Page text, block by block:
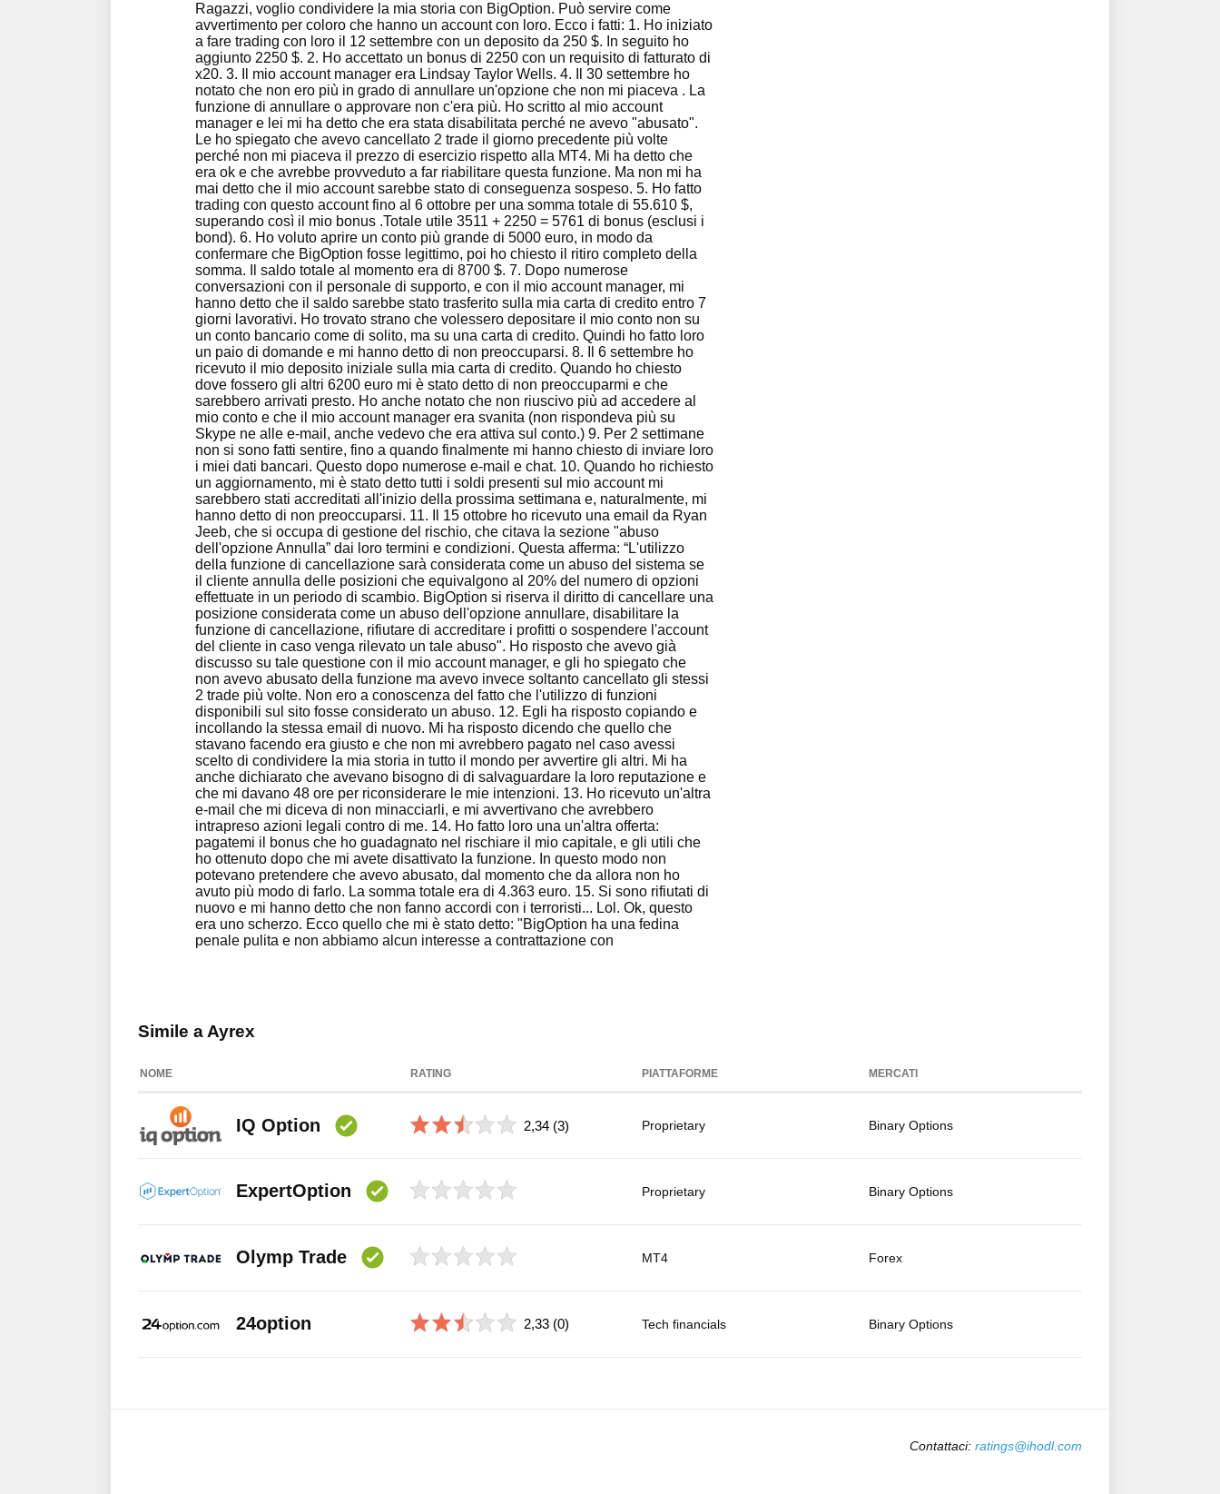
Ragazzi, voglio condividere la mia storia con BigOption. Può servire come
avvertimento per coloro che hanno un account con loro. Ecco i fatti: 1. Ho iniziato
a fare trading con loro il 12 settembre con un deposito da 250 $. In seguito ho
aggiunto 2250 $. 2. Ho accettato un bonus di 2250 con un requisito di fatturato di
x20. 3. Il mio account manager era Lindsay Taylor Wells. 4. Il 30 settembre ho
notato che non ero più in grado di annullare un'opzione che non mi piaceva . La
funzione di annullare o approvare non c'era più. Ho scritto al mio account
manager e lei mi ha detto che era stata disabilitata perché ne avevo "abusato".
Le ho spiegato che avevo cancellato 2 trade il giorno precedente più volte
perché non mi piaceva il prezzo di esercizio rispetto alla MT4. Mi ha detto che
era ok e che avrebbe provveduto a far riabilitare questa funzione. Ma non mi ha
mai detto che il mio account sarebbe stato di conseguenza sospeso. 5. Ho fatto
trading con questo account fino al 6 ottobre per una somma totale di 55.610 $,
superando così il mio bonus .Totale utile 3511 + 2250 = 5761 di bonus (esclusi i
bond). 6. Ho voluto aprire un conto più grande di 5000 euro, in modo da
confermare che BigOption fosse legittimo, poi ho chiesto il ritiro completo della
somma. Il saldo totale al momento era di 8700 $. 7. Dopo numerose
conversazioni con il personale di supporto, e con il mio account manager, mi
hanno detto che il saldo sarebbe stato trasferito sulla mia carta di credito entro 7
giorni lavorativi. Ho trovato strano che volessero depositare il mio conto non su
un conto bancario come di solito, ma su una carta di credito. Quindi ho fatto loro
un paio di domande e mi hanno detto di non preoccuparsi. 8. Il 6 settembre ho
ricevuto il mio deposito iniziale sulla mia carta di credito. Quando ho chiesto
dove fossero gli altri 6200 euro mi è stato detto di non preoccuparmi e che
sarebbero arrivati presto. Ho anche notato che non riuscivo più ad accedere al
mio conto e che il mio account manager era svanita (non rispondeva più su
Skype ne alle e-mail, anche vedevo che era attiva sul conto.) 9. Per 2 settimane
non si sono fatti sentire, fino a quando finalmente mi hanno chiesto di inviare loro
i miei dati bancari. Questo dopo numerose e-mail e chat. 10. Quando ho richiesto
un aggiornamento, mi è stato detto tutti i soldi presenti sul mio account mi
sarebbero stati accreditati all'inizio della prossima settimana e, naturalmente, mi
hanno detto di non preoccuparsi. 11. Il 15 ottobre ho ricevuto una email da Ryan
Jeeb, che si occupa di gestione del rischio, che citava la sezione "abuso
dell'opzione Annulla” dai loro termini e condizioni. Questa afferma: “L'utilizzo
della funzione di cancellazione sarà considerata come un abuso del sistema se
il cliente annulla delle posizioni che equivalgono al 20% del numero di opzioni
effettuate in un periodo di scambio. BigOption si riserva il diritto di cancellare una
posizione considerata come un abuso dell'opzione annullare, disabilitare la
funzione di cancellazione, rifiutare di accreditare i profitti o sospendere l'account
del cliente in caso venga rilevato un tale abuso". Ho risposto che avevo già
discusso su tale questione con il mio account manager, e gli ho spiegato che
non avevo abusato della funzione ma avevo invece soltanto cancellato gli stessi
2 trade più volte. Non ero a conoscenza del fatto che l'utilizzo di funzioni
disponibili sul sito fosse considerato un abuso. 12. Egli ha risposto copiando e
incollando la stessa email di nuovo. Mi ha risposto dicendo che quello che
stavano facendo era giusto e che non mi avrebbero pagato nel caso avessi
scelto di condividere la mia storia in tutto il mondo per avvertire gli altri. Mi ha
anche dichiarato che avevano bisogno di di salvaguardare la loro reputazione e
che mi davano 48 ore per riconsiderare le mie intenzioni. 13. Ho ricevuto un'altra
e-mail che mi diceva di non minacciarli, e mi avvertivano che avrebbero
intrapreso azioni legali contro di me. 14. Ho fatto loro una un'altra offerta:
pagatemi il bonus che ho guadagnato nel rischiare il mio capitale, e gli utili che
ho ottenuto dopo che mi avete disattivato la funzione. In questo modo non
potevano pretendere che avevo abusato, dal momento che da allora non ho
avuto più modo di farlo. La somma totale era di 4.363 euro. 15. Si sono rifiutati di
nuovo e mi hanno detto che non fanno accordi con i terroristi... Lol. Ok, questo
era uno scherzo. Ecco quello che mi è stato detto: "BigOption ha una fedina
penale pulita e non abbiamo alcun interesse a contrattazione con
Simile a Ayrex
NOME RATING PIATTAFORME MERCATI
IQ Option 2,34 (3) Proprietary Binary Options
ExpertOption Proprietary Binary Options
Olymp Trade MT4 Forex
24option 2,33 (0) Tech financials Binary Options
Contattaci: ratings@ihodl.com